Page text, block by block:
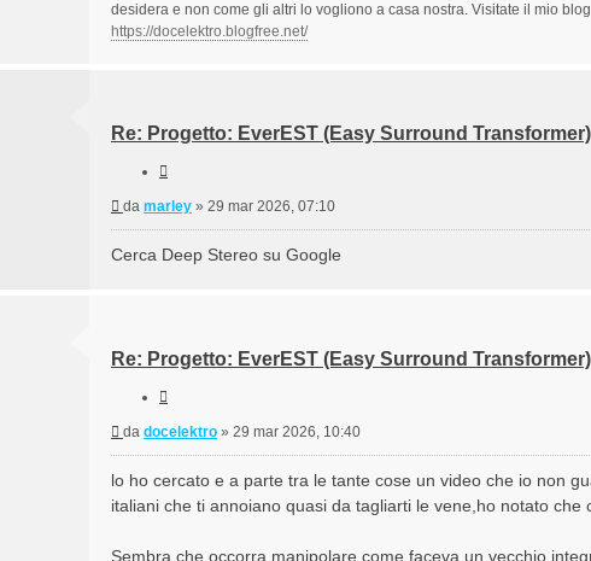
desidera e non come gli altri lo vogliono a casa nostra. Visitate il mio blog
https://docelektro.blogfree.net/
Re: Progetto: EverEST (Easy Surround Transformer)
Messaggio
da marley » 29 mar 2026, 07:10
Cerca Deep Stereo su Google
Re: Progetto: EverEST (Easy Surround Transformer)
Messaggio
da docelektro » 29 mar 2026, 10:40
lo ho cercato e a parte tra le tante cose un video che io non
italiani che ti annoiano quasi da tagliarti le vene,ho notato che
Sembra che occorra manipolare come faceva un vecchio